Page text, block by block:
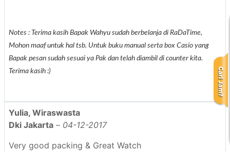
Notes : Terima kasih Bapak Wahyu sudah berbelanja di RaDaTime,
Mohon maaf untuk hal tsb. Untuk buku manual serta box Casio yang
Bapak pesan sudah sesuai ya Pak dan telah diambil di counter kita.
Terima kasih :)
Yulia, Wiraswasta
Dki Jakarta – 04-12-2017
Very good packing & Great Watch